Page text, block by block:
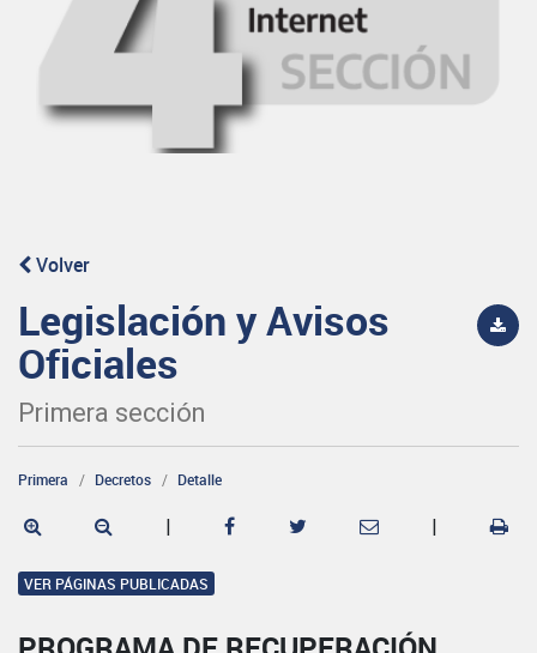
Volver
Legislación y Avisos
Oficiales
Primera sección
Primera Decretos Detalle
| |
VER PÁGINAS PUBLICADAS